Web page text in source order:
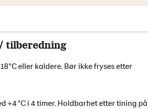
tilberedning
eller kaldere. Bør ikke fryses etter
+4 °C i 4 timer. Holdbarhet etter tining på